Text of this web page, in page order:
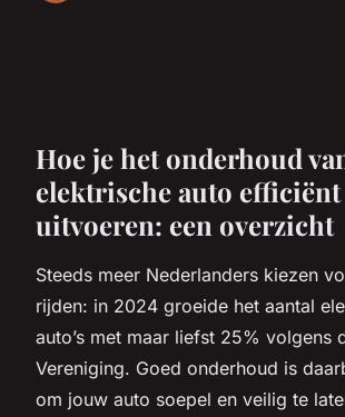
Hoe je het onderhoud
elektrische auto
uitvoeren: een overzicht
Steeds meer Nederlanders kiezen
rijden: in 2024 groeide het aantal
auto’s met maar liefst 25% volgens
Vereniging. Goed onderhoud is
om jouw auto soepel en veilig te